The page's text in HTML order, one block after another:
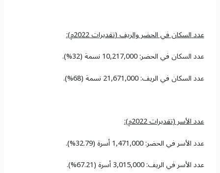
عدد السكان في الحضر والريف (تقديرات 2022م)
:
عدد السكان في الحضر: 10,217,000 نسمة (32%).
عدد السكان في الريف: 21,671,000 نسمة (68%).
عدد الأسر (تقديرات 2022م)
:
عدد الأسر في الحضر: 1,471,000 أسرة (32.79%).
عدد الأسر في الريف: 3,015,000 أسرة (67.21%).